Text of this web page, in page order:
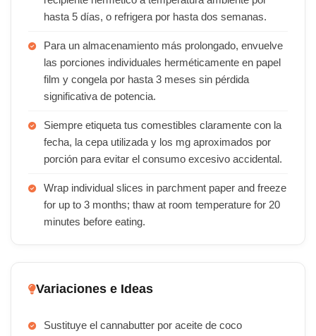
hasta 5 días, o refrigera por hasta dos semanas.
Para un almacenamiento más prolongado, envuelve
las porciones individuales herméticamente en papel
film y congela por hasta 3 meses sin pérdida
significativa de potencia.
Siempre etiqueta tus comestibles claramente con la
fecha, la cepa utilizada y los mg aproximados por
porción para evitar el consumo excesivo accidental.
Wrap individual slices in parchment paper and freeze
for up to 3 months; thaw at room temperature for 20
minutes before eating.
Variaciones e Ideas
Sustituye el cannabutter por aceite de coco